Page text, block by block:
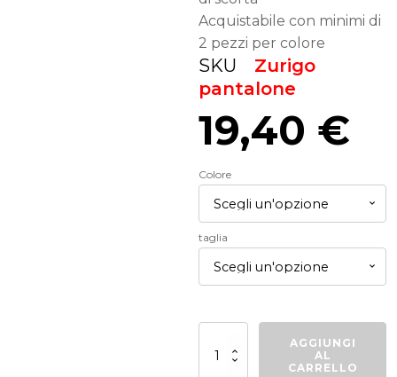
Acquistabile con minimi di
2 pezzi per colore
SKU Zurigo
pantalone
19,40 €
Colore
taglia
Zurigo
quantità
AGGIUNGI
AL
CARRELLO